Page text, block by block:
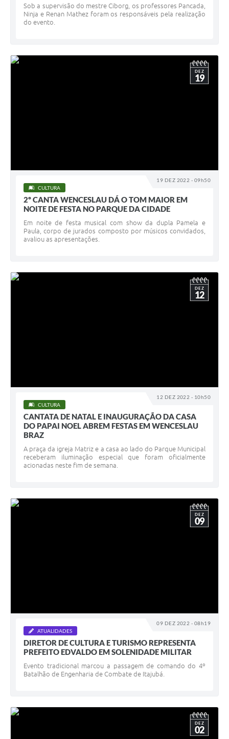
Sob a supervisão do mestre Ciborg, os professores Pancada,
Ninja e Renan Mathez foram os responsáveis pela realização
do evento.
19 DEZ 2022 - 09h50
DEZ
19
CULTURA
2º CANTA WENCESLAU DÁ O TOM MAIOR EM
NOITE DE FESTA NO PARQUE DA CIDADE
Em noite de festa musical com show da dupla Pamela e
Paula, corpo de jurados composto por músicos convidados,
avaliou as apresentações.
12 DEZ 2022 - 10h50
DEZ
12
CULTURA
CANTATA DE NATAL E INAUGURAÇÃO DA CASA
DO PAPAI NOEL ABREM FESTAS EM WENCESLAU
BRAZ
A praça da igreja Matriz e a casa ao lado do Parque Municipal
receberam iluminação especial que foram oficialmente
acionadas neste fim de semana.
09 DEZ 2022 - 08h19
DEZ
09
ATUALIDADES
DIRETOR DE CULTURA E TURISMO REPRESENTA
PREFEITO EDVALDO EM SOLENIDADE MILITAR
Evento tradicional marcou a passagem de comando do 4º
Batalhão de Engenharia de Combate de Itajubá.
DEZ
02